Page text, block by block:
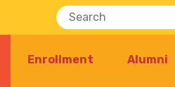
(current)Enrollment Alumni